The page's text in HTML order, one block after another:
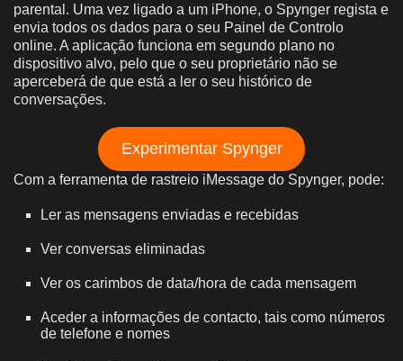
parental. Uma vez ligado a um iPhone, o Spynger regista e
envia todos os dados para o seu Painel de Controlo
online. A aplicação funciona em segundo plano no
dispositivo alvo, pelo que o seu proprietário não se
aperceberá de que está a ler o seu histórico de
conversações.
Experimentar Spynger
Com a ferramenta de rastreio iMessage do Spynger, pode:
Ler as mensagens enviadas e recebidas
Ver conversas eliminadas
Ver os carimbos de data/hora de cada mensagem
Aceder a informações de contacto, tais como números
de telefone e nomes